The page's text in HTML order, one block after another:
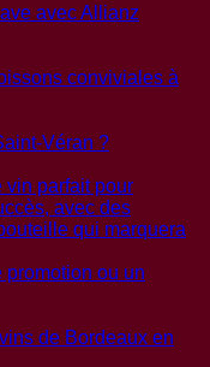
avec Allianz
conviviales à
Véran ?
ou un
de Bordeaux en